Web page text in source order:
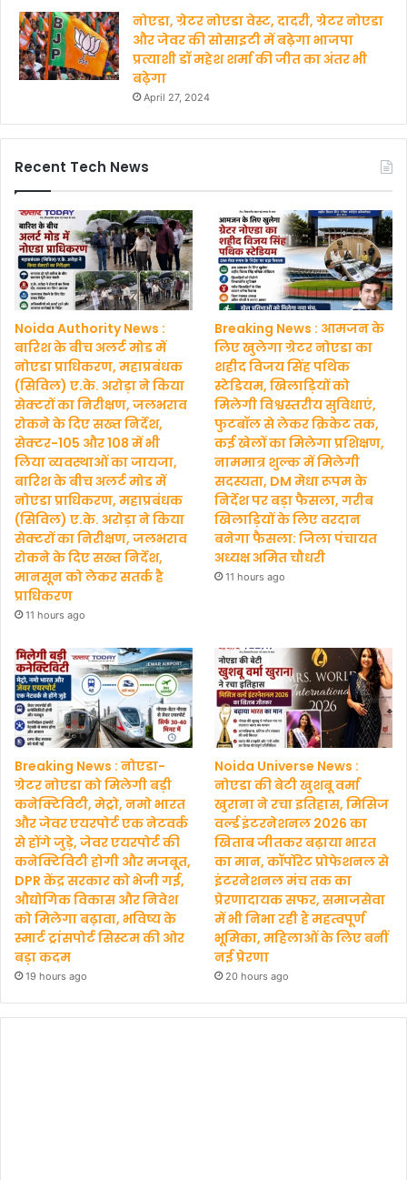
नोएडा, ग्रेटर नोएडा वेस्ट, दादरी, ग्रेटर नोएडा
और जेवर की सोसाइटी में बढ़ेगा भाजपा
प्रत्याशी डॉ महेश शर्मा की जीत का अंतर भी
बढ़ेगा
April 27, 2024
Recent Tech News
Noida Authority News :
बारिश के बीच अलर्ट मोड में
नोएडा प्राधिकरण, महाप्रबंधक
(सिविल) ए.के. अरोड़ा ने किया
सेक्टरों का निरीक्षण, जलभराव
रोकने के दिए सख्त निर्देश,
सेक्टर-105 और 108 में भी
लिया व्यवस्थाओं का जायजा,
बारिश के बीच अलर्ट मोड में
नोएडा प्राधिकरण, महाप्रबंधक
(सिविल) ए.के. अरोड़ा ने किया
सेक्टरों का निरीक्षण, जलभराव
रोकने के दिए सख्त निर्देश,
मानसून को लेकर सतर्क है
प्राधिकरण
11 hours ago
Breaking News : आमजन के
लिए खुलेगा ग्रेटर नोएडा का
शहीद विजय सिंह पथिक
स्टेडियम, खिलाड़ियों को
मिलेगी विश्वस्तरीय सुविधाएं,
फुटबॉल से लेकर क्रिकेट तक,
कई खेलों का मिलेगा प्रशिक्षण,
नाममात्र शुल्क में मिलेगी
सदस्यता, DM मेधा रूपम के
निर्देश पर बड़ा फैसला, गरीब
खिलाड़ियों के लिए वरदान
बनेगा फैसला: जिला पंचायत
अध्यक्ष अमित चौधरी
11 hours ago
Breaking News : नोएडा-
ग्रेटर नोएडा को मिलेगी बड़ी
कनेक्टिविटी, मेट्रो, नमो भारत
और जेवर एयरपोर्ट एक नेटवर्क
से होंगे जुड़े, जेवर एयरपोर्ट की
कनेक्टिविटी होगी और मजबूत,
DPR केंद्र सरकार को भेजी गई,
औद्योगिक विकास और निवेश
को मिलेगा बढ़ावा, भविष्य के
स्मार्ट ट्रांसपोर्ट सिस्टम की ओर
बड़ा कदम
19 hours ago
Noida Universe News :
नोएडा की बेटी खुशबू वर्मा
खुराना ने रचा इतिहास, मिसिज
वर्ल्ड इंटरनेशनल 2026 का
खिताब जीतकर बढ़ाया भारत
का मान, कॉर्पोरेट प्रोफेशनल से
इंटरनेशनल मंच तक का
प्रेरणादायक सफर, समाजसेवा
में भी निभा रही हैं महत्वपूर्ण
भूमिका, महिलाओं के लिए बनीं
नई प्रेरणा
20 hours ago